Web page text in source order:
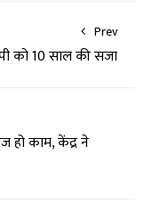
Prev
को 10 साल की सजा
हो काम, केंद्र ने